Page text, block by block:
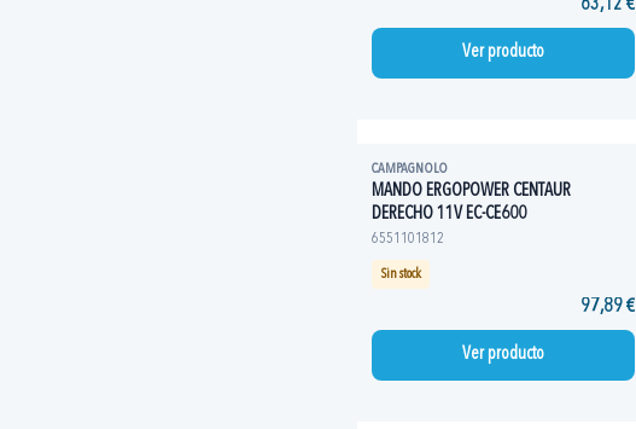
63,12 €
Ver producto
CAMPAGNOLO
MANDO ERGOPOWER CENTAUR
DERECHO 11V EC-CE600
6551101812
Sin stock
97,89 €
Ver producto